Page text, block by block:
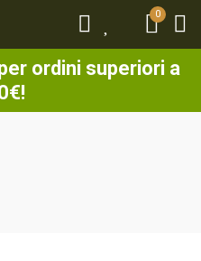
0
ordini superiori a
0